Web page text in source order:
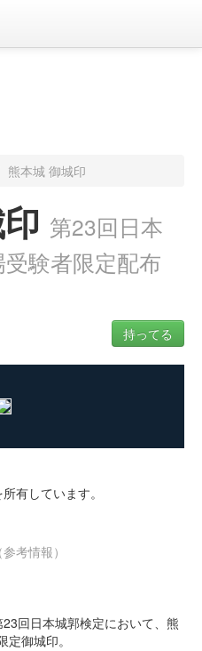
熊本城 御城印
第23回日本
験者限定配布
持ってる
有しています。
考情報）
回日本城郭検定において、熊
御城印。